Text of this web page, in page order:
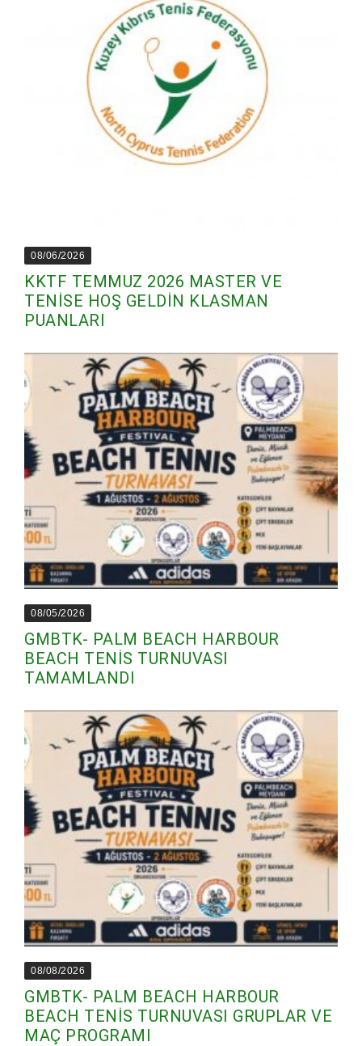
08/06/2026
KKTF TEMMUZ 2026 MASTER VE
TENİSE HOŞ GELDİN KLASMAN
PUANLARI
08/05/2026
GMBTK- PALM BEACH HARBOUR
BEACH TENİS TURNUVASI
TAMAMLANDI
08/08/2026
GMBTK- PALM BEACH HARBOUR
BEACH TENİS TURNUVASI GRUPLAR VE
MAÇ PROGRAMI